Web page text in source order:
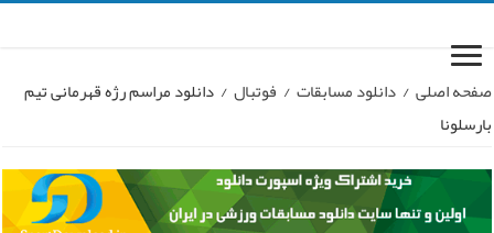
صفحه اصلی / دانلود مسابقات / فوتبال / دانلود مراسم رژه قهرمانی تیم
بارسلونا